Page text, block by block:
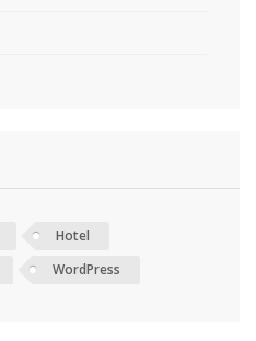
Hotel
WordPress